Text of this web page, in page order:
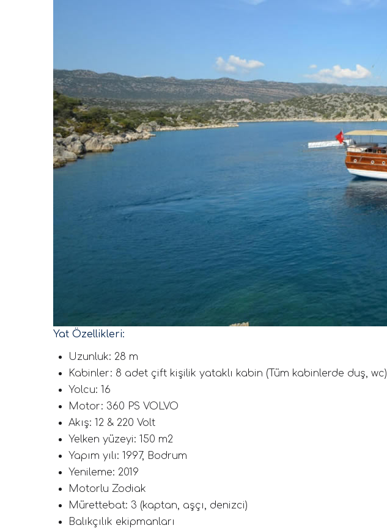
Yat Özellikleri:
Uzunluk: 28 m
Kabinler: 8 adet çift kişilik yataklı kabin (Tüm kabinlerde duş, wc)
Yolcu: 16
Motor: 360 PS VOLVO
Akış: 12 & 220 Volt
Yelken yüzeyi: 150 m2
Yapım yılı: 1997, Bodrum
Yenileme: 2019
Motorlu Zodiak
Mürettebat: 3 (kaptan, aşçı, denizci)
Balıkçılık ekipmanları